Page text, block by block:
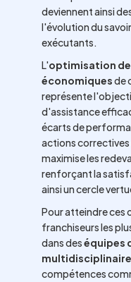
deviennent ainsi
l'évolution du
exécutants.
L'optimisation
économiquesde
représente
d'assistance
écarts de
actions correctives
maximise les
renforçant la
ainsi un cercle
Pour atteindre ces
franchiseurs les
dans deséquipes
compétences